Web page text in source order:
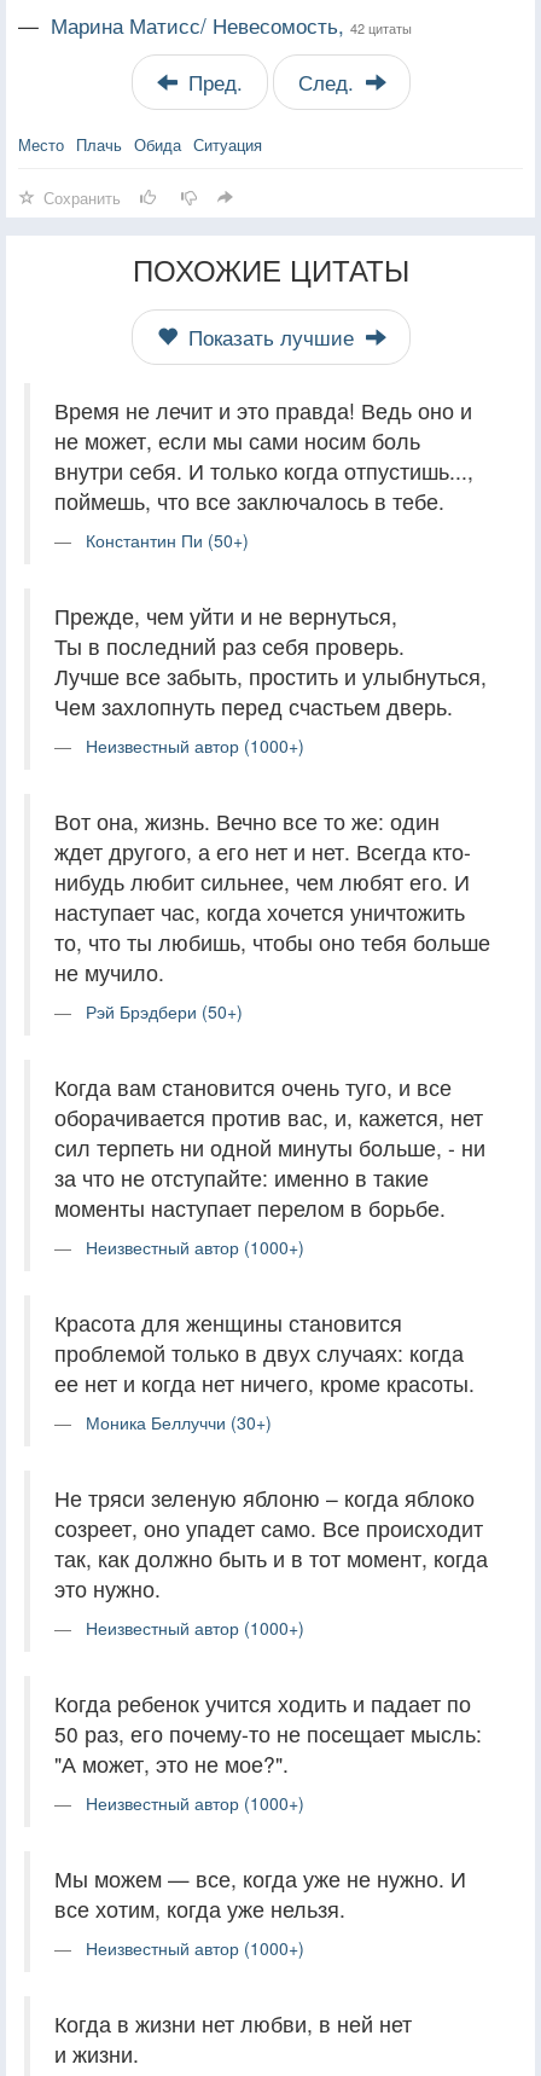
— Марина Матисс/ Невесомость, 42 цитаты
Пред. След.
Место Плачь Обида Ситуация
Сохранить
ПОХОЖИЕ ЦИТАТЫ
Показать лучшие
Время не лечит и это правда! Ведь оно и
не может, если мы сами носим боль
внутри себя. И только когда отпустишь...,
поймешь, что все заключалось в тебе.
Константин Пи (50+)
Прежде, чем уйти и не вернуться,
Ты в последний раз себя проверь.
Лучше все забыть, простить и улыбнуться,
Чем захлопнуть перед счастьем дверь.
Неизвестный автор (1000+)
Вот она, жизнь. Вечно все то же: один
ждет другого, а его нет и нет. Всегда кто-
нибудь любит сильнее, чем любят его. И
наступает час, когда хочется уничтожить
то, что ты любишь, чтобы оно тебя больше
не мучило.
Рэй Брэдбери (50+)
Когда вам становится очень туго, и все
оборачивается против вас, и, кажется, нет
сил терпеть ни одной минуты больше, - ни
за что не отступайте: именно в такие
моменты наступает перелом в борьбе.
Неизвестный автор (1000+)
Красота для женщины становится
проблемой только в двух случаях: когда
ее нет и когда нет ничего, кроме красоты.
Моника Беллуччи (30+)
Не тряси зеленую яблоню – когда яблоко
созреет, оно упадет само. Все происходит
так, как должно быть и в тот момент, когда
это нужно.
Неизвестный автор (1000+)
Когда ребенок учится ходить и падает по
50 раз, его почему-то не посещает мысль:
"А может, это не мое?".
Неизвестный автор (1000+)
Мы можем — все, когда уже не нужно. И
все хотим, когда уже нельзя.
Неизвестный автор (1000+)
Когда в жизни нет любви, в ней нет
и жизни.